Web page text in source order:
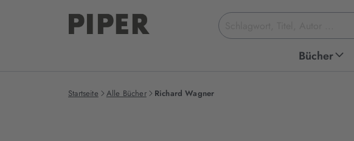
Suchbegriff
eingeben
Bücher
Startseite Alle Bücher Richard Wagner